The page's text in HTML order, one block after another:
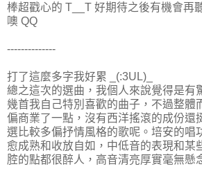
棒超戳心的 T__T 好期待之後有機會再
噢 QQ
--------------
打了這麼多字我好累 _(:3UL)_
總之這次的選曲，我個人來說覺得是有
幾首我自己特別喜歡的曲子，不過整體
偏商業了一點，沒有西洋搖滾的成份還
選比較多偏抒情風格的歌呢。培安的唱
愈成熟和收放自如，中低音的表現和某
腔的點都很醉人，高音清亮厚實毫無懸